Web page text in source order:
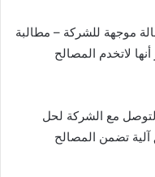
موجهة للشركة – مطالبة
لاتخدم المصالح
مع الشركة لحل
تضمن المصالح